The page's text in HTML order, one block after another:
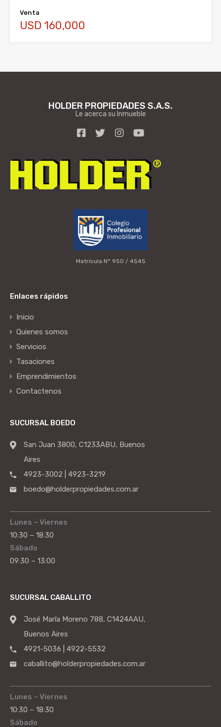
Venta
USD 160,000
HOLDER PROPIEDADES S.A.S.
Le acerca su Inmueble
Matrícula N° 950 / 4545
Enlaces rápidos
Inicio
Quienes somos
Servicios
Tasaciones
Emprendimientos
Contactenos
SUCURSAL BOEDO
San Juan 3800, C1233ABU, Buenos
Aires
4923-3002 | 4923-3219
boedo@holderpropiedades.com.ar
Lunes – Viernes
10:30 – 18:30
Sábado
09:30 – 13:00
SUCURSAL CABALLITO
José María Moreno 788, C1424AAU,
Buenos Aires
4921-5036 | 4922-5532
caballito@holderpropiedades.com.ar
Lunes – Viernes
10:30 – 18:30
Sábado